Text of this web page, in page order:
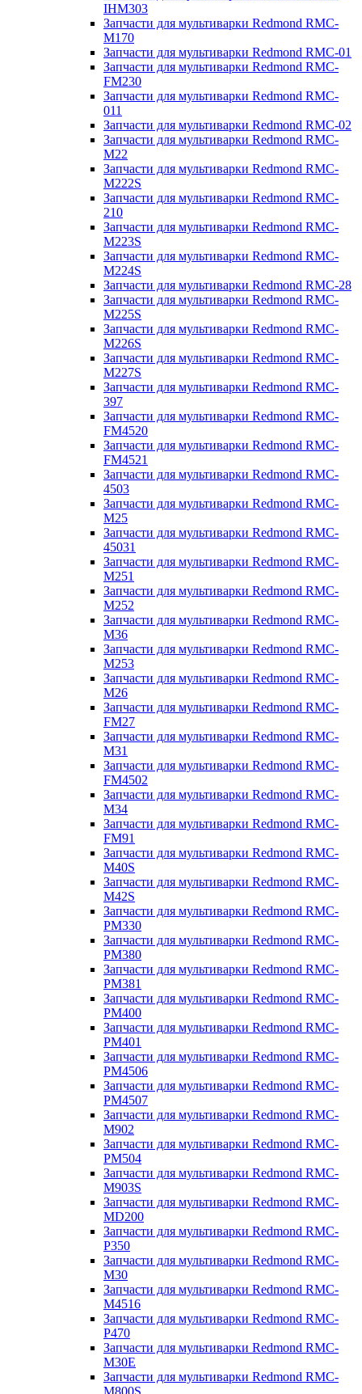
IHM303
Запчасти для мультиварки Redmond RMC-
M170
Запчасти для мультиварки Redmond RMC-01
Запчасти для мультиварки Redmond RMC-
FM230
Запчасти для мультиварки Redmond RMC-
011
Запчасти для мультиварки Redmond RMC-02
Запчасти для мультиварки Redmond RMC-
M22
Запчасти для мультиварки Redmond RMC-
M222S
Запчасти для мультиварки Redmond RMC-
210
Запчасти для мультиварки Redmond RMC-
M223S
Запчасти для мультиварки Redmond RMC-
M224S
Запчасти для мультиварки Redmond RMC-28
Запчасти для мультиварки Redmond RMC-
M225S
Запчасти для мультиварки Redmond RMC-
M226S
Запчасти для мультиварки Redmond RMC-
M227S
Запчасти для мультиварки Redmond RMC-
397
Запчасти для мультиварки Redmond RMC-
FM4520
Запчасти для мультиварки Redmond RMC-
FM4521
Запчасти для мультиварки Redmond RMC-
4503
Запчасти для мультиварки Redmond RMC-
M25
Запчасти для мультиварки Redmond RMC-
45031
Запчасти для мультиварки Redmond RMC-
M251
Запчасти для мультиварки Redmond RMC-
M252
Запчасти для мультиварки Redmond RMC-
M36
Запчасти для мультиварки Redmond RMC-
M253
Запчасти для мультиварки Redmond RMC-
M26
Запчасти для мультиварки Redmond RMC-
FM27
Запчасти для мультиварки Redmond RMC-
M31
Запчасти для мультиварки Redmond RMC-
FM4502
Запчасти для мультиварки Redmond RMC-
M34
Запчасти для мультиварки Redmond RMC-
FM91
Запчасти для мультиварки Redmond RMC-
M40S
Запчасти для мультиварки Redmond RMC-
M42S
Запчасти для мультиварки Redmond RMC-
PM330
Запчасти для мультиварки Redmond RMC-
PM380
Запчасти для мультиварки Redmond RMC-
PM381
Запчасти для мультиварки Redmond RMC-
PM400
Запчасти для мультиварки Redmond RMC-
PM401
Запчасти для мультиварки Redmond RMC-
PM4506
Запчасти для мультиварки Redmond RMC-
PM4507
Запчасти для мультиварки Redmond RMC-
M902
Запчасти для мультиварки Redmond RMC-
PM504
Запчасти для мультиварки Redmond RMC-
M903S
Запчасти для мультиварки Redmond RMC-
MD200
Запчасти для мультиварки Redmond RMC-
P350
Запчасти для мультиварки Redmond RMC-
M30
Запчасти для мультиварки Redmond RMC-
M4516
Запчасти для мультиварки Redmond RMC-
P470
Запчасти для мультиварки Redmond RMC-
M30E
Запчасти для мультиварки Redmond RMC-
M800S